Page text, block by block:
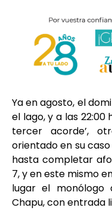
Ya en agosto, el
el lago, y a las 22:00
tercer acorde’,
orientado en su
hasta completar
7, y en este mismo
lugar el monólogo
Chapu, con entrada